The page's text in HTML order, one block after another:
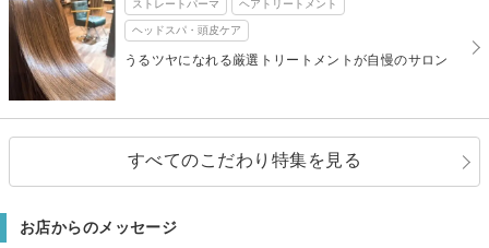
ストレートパーマ ヘアトリートメント
ヘッドスパ・頭皮ケア
うるツヤになれる厳選トリートメントが自慢のサロン
すべてのこだわり特集を見る
お店からのメッセージ